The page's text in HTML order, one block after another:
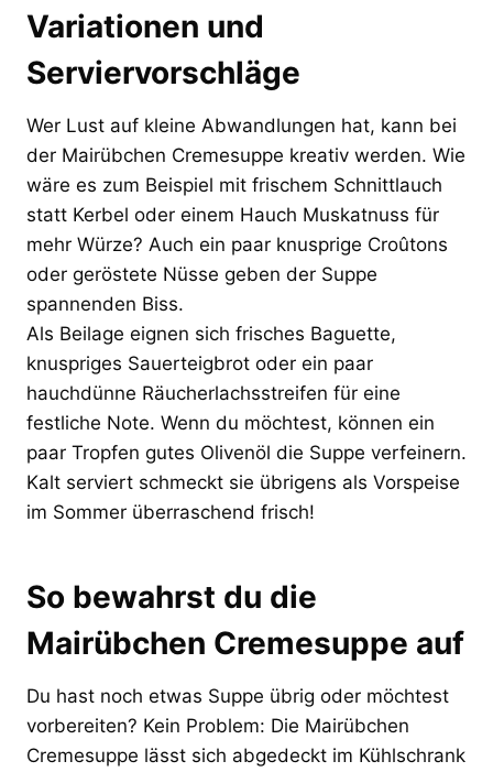
Variationen und
Serviervorschläge
Wer Lust auf kleine Abwandlungen hat, kann bei
der Mairübchen Cremesuppe kreativ werden. Wie
wäre es zum Beispiel mit frischem Schnittlauch
statt Kerbel oder einem Hauch Muskatnuss für
mehr Würze? Auch ein paar knusprige Croûtons
oder geröstete Nüsse geben der Suppe
spannenden Biss.
Als Beilage eignen sich frisches Baguette,
knuspriges Sauerteigbrot oder ein paar
hauchdünne Räucherlachsstreifen für eine
festliche Note. Wenn du möchtest, können ein
paar Tropfen gutes Olivenöl die Suppe verfeinern.
Kalt serviert schmeckt sie übrigens als Vorspeise
im Sommer überraschend frisch!
So bewahrst du die
Mairübchen Cremesuppe auf
Du hast noch etwas Suppe übrig oder möchtest
vorbereiten? Kein Problem: Die Mairübchen
Cremesuppe lässt sich abgedeckt im Kühlschrank